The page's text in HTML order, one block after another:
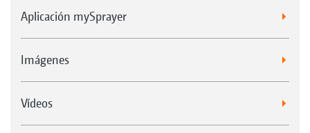
Aplicación mySprayer
Imágenes
Vídeos